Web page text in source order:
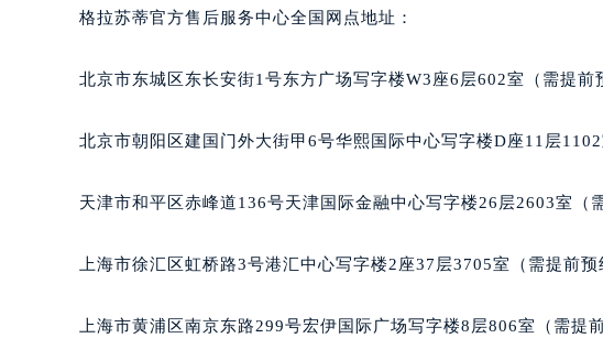
广州市天河区天河路230号万菱汇国际中心写字楼A
深圳市罗湖区深南东路5001号华润大厦写字楼17层
厦门市思明区湖滨东路95号华润大厦写字楼B座11
成都市锦江区人民东路6号SAC东原中心写字楼24
长沙市芙蓉区定王台街道建湘路393号世茂环球金
太原市迎泽区解放路15号亨得利名表服务中心（品
格拉苏蒂官方售后服务中心全国网点地址：
北京市东城区东长安街1号东方广场写字楼W3座6层602室（需提前
北京市朝阳区建国门外大街甲6号华熙国际中心写字楼D座11层1102
天津市和平区赤峰道136号天津国际金融中心写字楼26层2603室（
上海市徐汇区虹桥路3号港汇中心写字楼2座37层3705室（需提前预
上海市黄浦区南京东路299号宏伊国际广场写字楼8层806室（需提前